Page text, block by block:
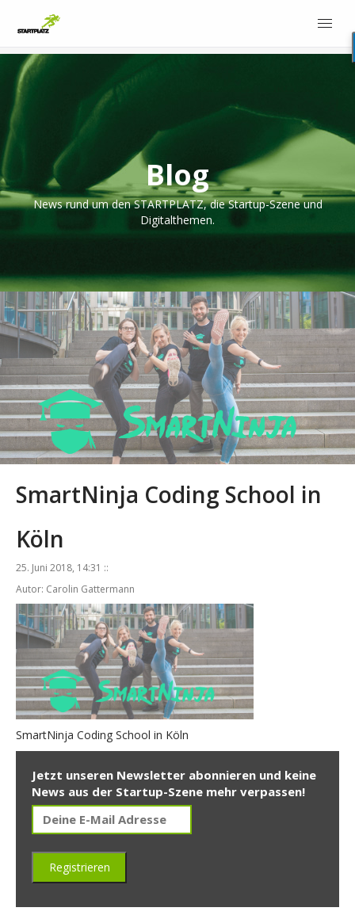
Blog
News rund um den STARTPLATZ, die Startup-Szene und
Digitalthemen.
SmartNinja Coding School in
Köln
25. Juni 2018, 14:31 ::
Autor: Carolin Gattermann
SmartNinja Coding School in Köln
Jetzt unseren Newsletter abonnieren und keine
News aus der Startup-Szene mehr verpassen!